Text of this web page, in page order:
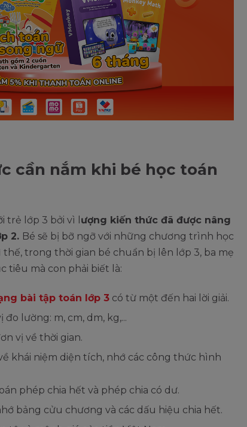
cần nắm khi bé học toán
trẻ lớp 3 bởi vì l ượng kiến thức đã được nâng
2. Bé sẽ bị bỡ ngỡ với những chương trình học
thế, trong thời gian bé chuẩn bị lên lớp 3, ba mẹ
tiêu mà con phải biết là:
bài tập toán lớp 3 có từ một đến hai lời giải.
lường: m, cm, dm, kg,...
vị về thời gian.
khái niệm diện tích, nhớ các công thức hình
phép chia hết và phép chia có dư.
bảng cửu chương và các dấu hiệu chia hết.